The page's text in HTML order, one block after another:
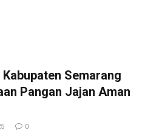
Semarang
Pangan Jajan Aman
0